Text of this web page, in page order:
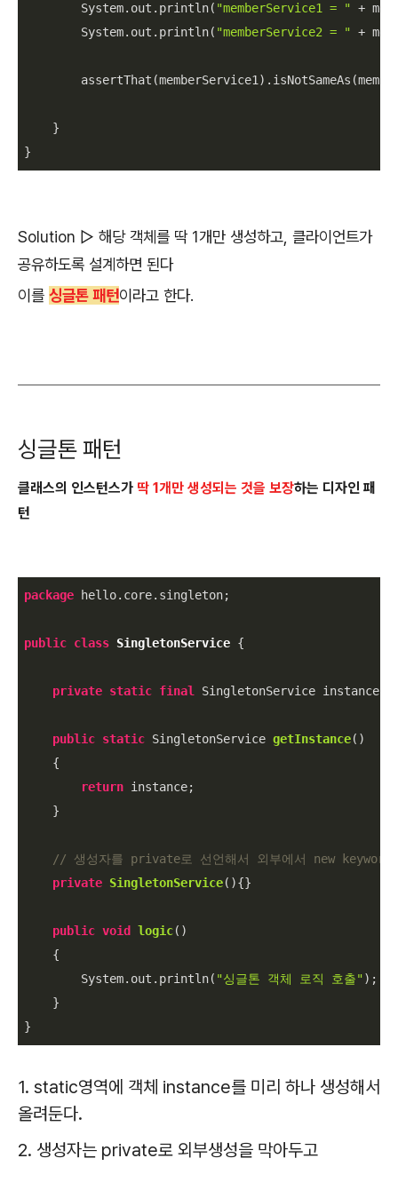
        System.out.println(
"memberService1 = " +
        System.out.println(
"memberService2 = " +
    }
}
Solution ▷ 해당 객체를 딱 1개만 생성하고, 클라이언트가
공유하도록 설계하면 된다
이를 싱글톤 패턴이라고 한다.
싱글톤 패턴
클래스의 인스턴스가 딱 1개만 생성되는 것을 보장하는 디자인 패
턴
package hello.core.singleton;
public class SingletonService {
private static final SingletonService instance
public static SingletonService getInstance()
{
return instance;
    }
// 생성자를 private로 선언해서 외부에서 new keyword
private SingletonService(){}
public void logic()
{
        System.out.println(
"싱글톤 객체 로직 호출");
    }
1. static영역에 객체 instance를 미리 하나 생성해서
올려둔다.
2. 생성자는 private로 외부생성을 막아두고